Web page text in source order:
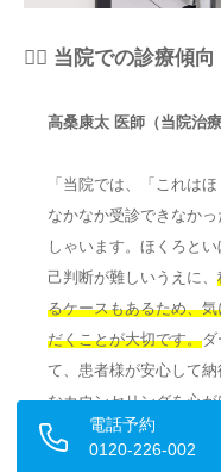
👨‍⚕️ 当院での診療傾向
高桑康太 医師（当院治
「当院では、「これは
なかなか受診できなか
しゃいます。ほくろと
己判断が難しいうえに、
るケースもあるため、
だくことが大切です。
て、患者様が安心して
なカウンセリングを心
来院ください。」
電話予約
0120-226-002